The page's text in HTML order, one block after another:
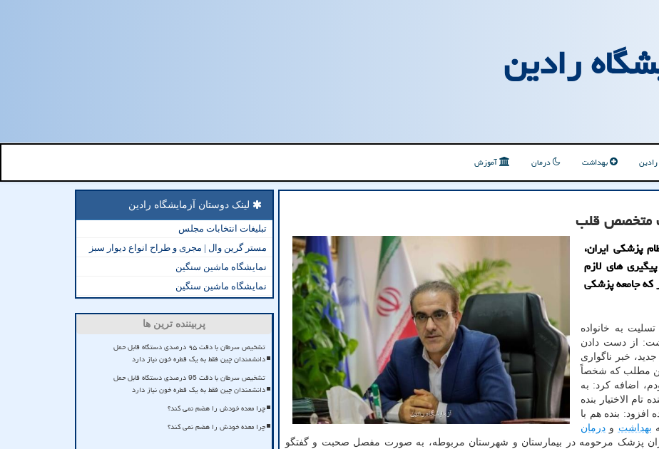
رادین
بهداشت درمان آموزش
متخصص قلب
پزشکی ایران،
های لازم
که جامعه پزشکی
به خانواده
از دست دادن
خبر ناگواری
مطلب که شخصاً
اضافه کرد: به
الاختیار بنده
افزود: بنده هم با
بهداشت و درمان
پزشک مرحومه در بیمارستان و شهرستان مربوطه، به صورت مفصل صحبت و گفتگو
لینک دوستان آزمایشگاه رادین
تبلیغات انتخابات مجلس
مستر گرین وال | مجری و طراح انواع دیوار سبز
نمایشگاه ماشین سنگین
نمایشگاه ماشین سنگین
پربیننده ترین ها
تشخیص سرطان با دقت ۹۵ درصدی دستگاه قابل حمل
دانشمندان چین فقط به یک قطره خون نیاز دارد
تشخیص سرطان با دقت 95 درصدی دستگاه قابل حمل
دانشمندان چین فقط به یک قطره خون نیاز دارد
چرا معده خودش را هضم نمی کند؟
چرا معده خودش را هضم نمی کند؟